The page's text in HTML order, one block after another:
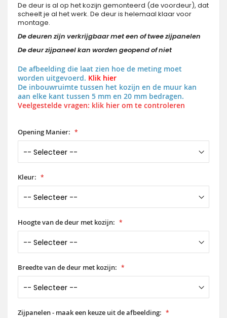
De deur is al op het kozijn gemonteerd (de voordeur), dat
scheelt je al het werk. De deur is helemaal klaar voor
montage.
De deuren zijn verkrijgbaar met een of twee zijpanelen
De deur zijpaneel kan worden geopend of niet
De afbeelding die laat zien hoe de meting moet
worden uitgevoerd. Klik hier
De inbouwruimte tussen het kozijn en de muur kan
aan elke kant tussen 5 mm en 20 mm bedragen.
Veelgestelde vragen: klik hier om te controleren
Opening Manier:
Kleur:
Hoogte van de deur met kozijn:
Breedte van de deur met kozijn:
Zijpanelen - maak een keuze uit de afbeelding: